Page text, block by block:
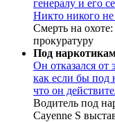
генералу и его
Никто никого не
Смерть на
прокуратуру
Под
Он отказался от
как если бы под
что он
Водитель под
Cayenne S